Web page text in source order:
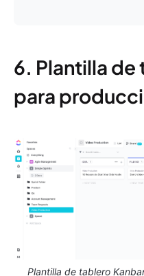
6. Plantilla de
para
Plantilla de tablero